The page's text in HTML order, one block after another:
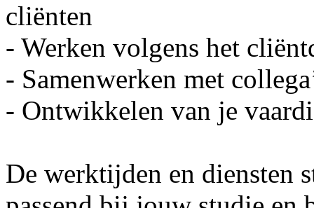
cliënten
- Werken volgens het
- Samenwerken met
- Ontwikkelen van je
De werktijden en diensten